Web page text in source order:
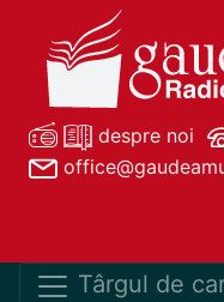
despre noi
Târgul de